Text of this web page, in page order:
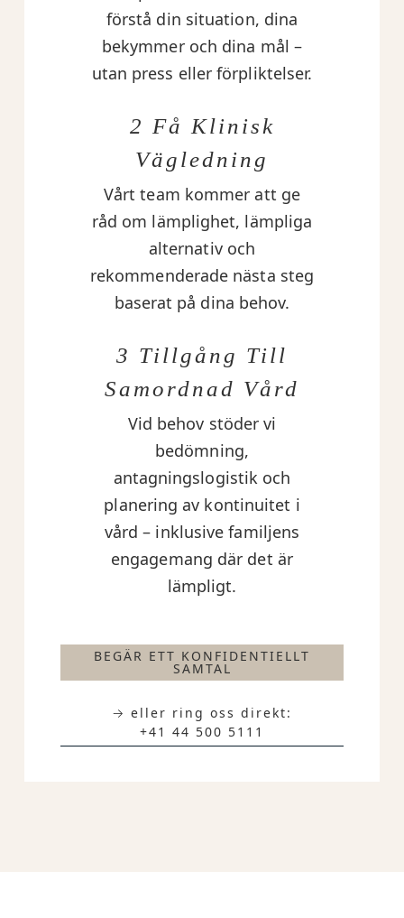
förstå din situation, dina
bekymmer och dina mål –
utan press eller förpliktelser.
2 Få Klinisk
Vägledning
Vårt team kommer att ge
råd om lämplighet, lämpliga
alternativ och
rekommenderade nästa steg
baserat på dina behov.
3 Tillgång Till
Samordnad Vård
Vid behov stöder vi
bedömning,
antagningslogistik och
planering av kontinuitet i
vård – inklusive familjens
engagemang där det är
lämpligt.
BEGÄR ETT KONFIDENTIELLT
SAMTAL
→ eller ring oss direkt:
+41 44 500 5111